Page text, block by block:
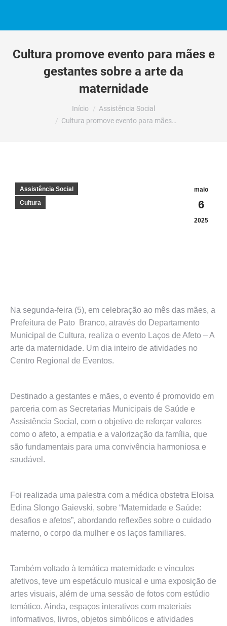
Cultura promove evento para mães e
gestantes sobre a arte da
maternidade
Início
Assistência Social
Cultura promove evento para mães…
maio
6
2025
Assistência Social
Cultura
Na segunda-feira (5), em celebração ao mês das mães, a
Prefeitura de Pato Branco, através do Departamento
Municipal de Cultura, realiza o evento Laços de Afeto – A
arte da maternidade. Um dia inteiro de atividades no
Centro Regional de Eventos.
Destinado a gestantes e mães, o evento é promovido em
parceria com as Secretarias Municipais de Saúde e
Assistência Social, com o objetivo de reforçar valores
como o afeto, a empatia e a valorização da família, que
são fundamentais para uma convivência harmoniosa e
saudável.
Foi realizada uma palestra com a médica obstetra Eloisa
Edina Slongo Gaievski, sobre “Maternidade e Saúde:
desafios e afetos”, abordando reflexões sobre o cuidado
materno, o corpo da mulher e os laços familiares.
Também voltado à temática maternidade e vínculos
afetivos, teve um espetáculo musical e uma exposição de
artes visuais, além de uma sessão de fotos com estúdio
temático. Ainda, espaços interativos com materiais
informativos, livros, objetos simbólicos e atividades